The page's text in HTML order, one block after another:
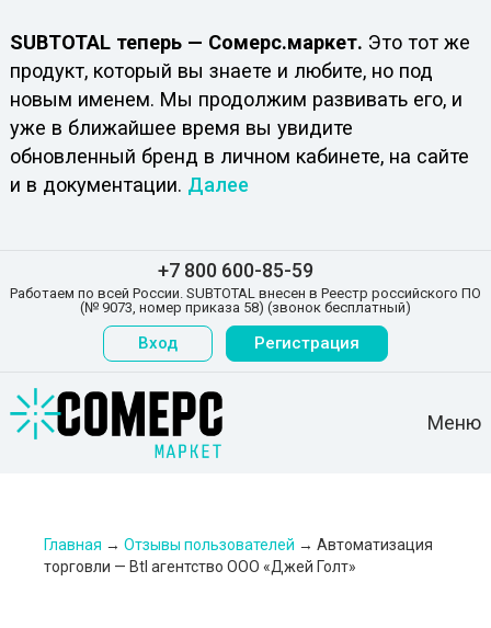
SUBTOTAL теперь — Сомерс.маркет. Это тот же
продукт, который вы знаете и любите, но под
новым именем. Мы продолжим развивать его, и
уже в ближайшее время вы увидите
обновленный бренд в личном кабинете, на сайте
и в документации. Далее
+7 800 600-85-59
Работаем по всей России. SUBTOTAL внесен в Реестр российского ПО
(№ 9073, номер приказа 58) (звонок бесплатный)
Вход Регистрация
Меню
Главная → Отзывы пользователей → Автоматизация
торговли — Btl агентство ООО «Джей Голт»